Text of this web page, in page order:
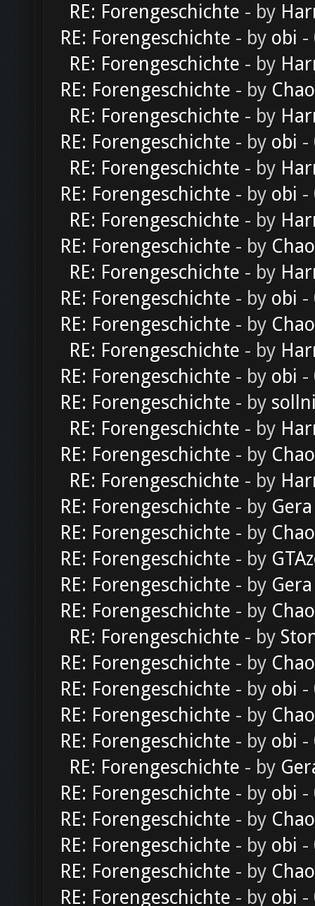
RE: Forengeschichte - by
RE: Forengeschichte - by obi -
RE: Forengeschichte - by
RE: Forengeschichte - by
RE: Forengeschichte - by
RE: Forengeschichte - by obi -
RE: Forengeschichte - by
RE: Forengeschichte - by obi -
RE: Forengeschichte - by
RE: Forengeschichte - by
RE: Forengeschichte - by
RE: Forengeschichte - by obi -
RE: Forengeschichte - by
RE: Forengeschichte - by
RE: Forengeschichte - by obi -
RE: Forengeschichte - by
RE: Forengeschichte - by
RE: Forengeschichte - by
RE: Forengeschichte - by
RE: Forengeschichte - by Gera
RE: Forengeschichte - by
RE: Forengeschichte - by
RE: Forengeschichte - by Gera
RE: Forengeschichte - by
RE: Forengeschichte - by
RE: Forengeschichte - by
RE: Forengeschichte - by obi -
RE: Forengeschichte - by
RE: Forengeschichte - by obi -
RE: Forengeschichte - by
RE: Forengeschichte - by obi -
RE: Forengeschichte - by
RE: Forengeschichte - by obi -
RE: Forengeschichte - by
RE: Forengeschichte - by obi -